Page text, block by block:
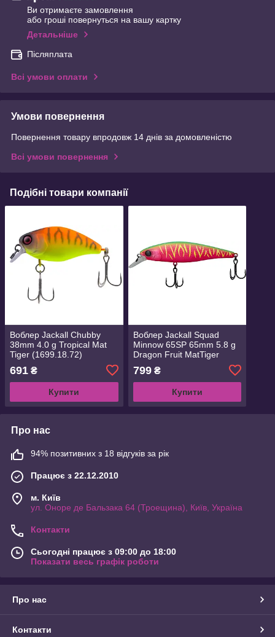
Ви отримаєте замовлення
або гроші повернуться на вашу картку
Детальніше
Післяплата
Всі умови оплати
Умови повернення
Повернення товару впродовж 14 днів за домовленістю
Всі умови повернення
Подібні товари компанії
Воблер Jackall Chubby
38mm 4.0 g Tropical Mat
Tiger (1699.18.72)
691 ₴
Купити
Воблер Jackall Squad
Minnow 65SP 65mm 5.8 g
Dragon Fruit MatTiger
799₴
Купити
Про нас
94% позитивних з 18 відгуків за рік
Працює з 22.12.2010
м. Київ
ул. Оноре де Бальзака 64 (Троещина), Київ, Україна
Контакти
Сьогодні працює з 09:00 до 18:00
Показати весь графік роботи
Про нас
Контакти